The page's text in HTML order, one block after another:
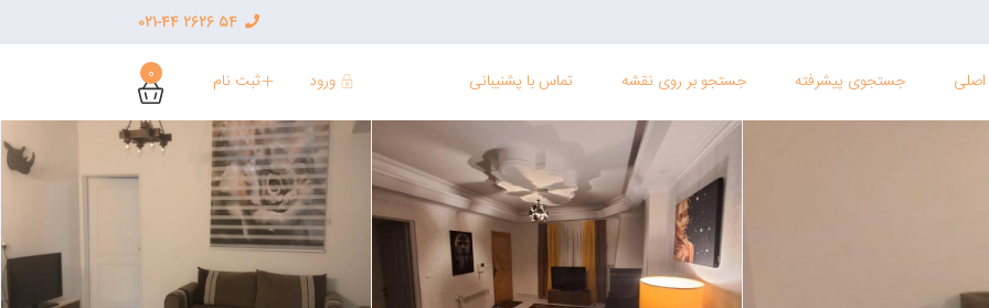
54 2626 021-44
0 ورود ثبت نام جستجوی پیشرفته جستجو بر روی نقشه تماس با پشنیبانی